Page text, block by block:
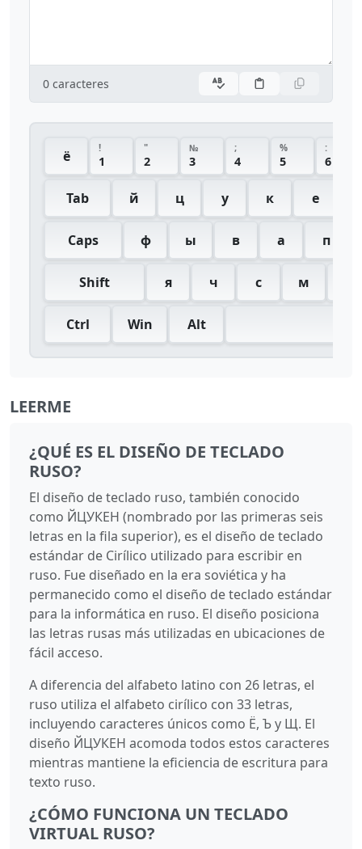
0 caracteres
ё !
1
"
2
№
3
;
4
%
5
:
6
Tab й ц у к е
Caps ф ы в а п
Shift я ч с м
Ctrl Win Alt
LEERME
¿QUÉ ES EL DISEÑO DE TECLADO
RUSO?
El diseño de teclado ruso, también conocido
como ЙЦУКЕН (nombrado por las primeras seis
letras en la fila superior), es el diseño de teclado
estándar de Cirílico utilizado para escribir en
ruso. Fue diseñado en la era soviética y ha
permanecido como el diseño de teclado estándar
para la informática en ruso. El diseño posiciona
las letras rusas más utilizadas en ubicaciones de
fácil acceso.
A diferencia del alfabeto latino con 26 letras, el
ruso utiliza el alfabeto cirílico con 33 letras,
incluyendo caracteres únicos como Ё, Ъ y Щ. El
diseño ЙЦУКЕН acomoda todos estos caracteres
mientras mantiene la eficiencia de escritura para
texto ruso.
¿CÓMO FUNCIONA UN TECLADO
VIRTUAL RUSO?